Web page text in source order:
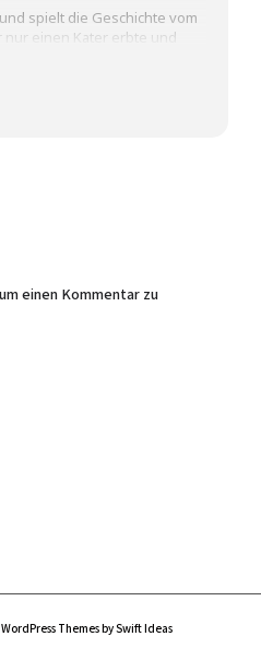
spielt die Geschichte vom
einen Kater erbte und
um einen Kommentar zu
Themes by Swift Ideas